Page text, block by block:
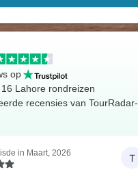
op
Lahore rondreizen
recensies van TourRadar-
in Maart, 2026 T